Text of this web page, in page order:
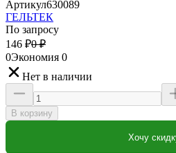
Артикул630089
ГЕЛЬТЕК
По запросу
146 ₽0 ₽
0Экономия 0
Нет в наличии
В корзину
Хочу